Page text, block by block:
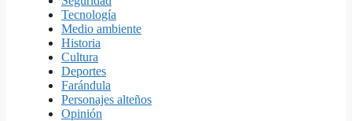
Tecnología
Medio ambiente
Historia
Cultura
Deportes
Farándula
Personajes alteños
Opinión